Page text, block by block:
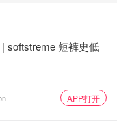
softstreme 短裤史低
APP打开